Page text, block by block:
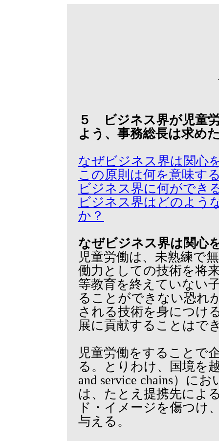
５ ビジネス界が児童
よう、事務総長は求め
なぜビジネス界は関心
この原則は何を意味す
ビジネス界に何ができ
ビジネス界はどのよう
か？
なぜビジネス界は関心
児童労働は、未熟練で
働力としての技術を将
等教育を終えていない
ることができない恐れ
される技術を身につけ
展に貢献することはで
児童労働をすることで
る。とりわけ、国境を
and service chains）に
は、たとえ提携先によ
ド・イメージを傷つけ
与える。